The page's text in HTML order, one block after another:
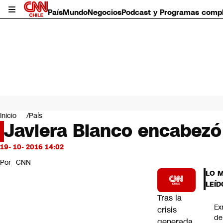
PaísMundoNegociosPodcast y Programas
Mundo
Negocios
Deportes
Programas completos
Servicios
Inicio País
Javiera Blanco
19- 10- 2016 14:02
Por CNN
Tras la
crisis
LO
de